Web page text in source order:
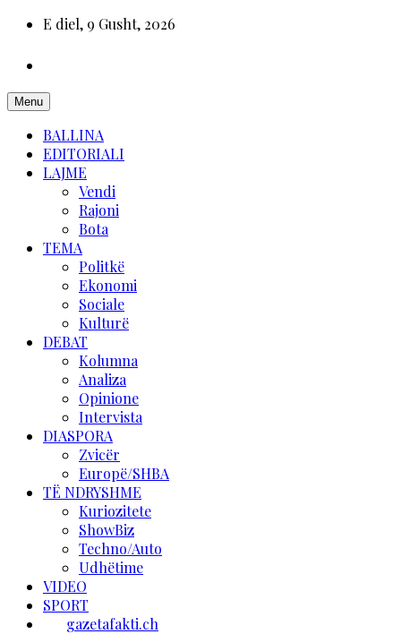
E diel, 9 Gusht, 2026
Menu
BALLINA
EDITORIALI
LAJME
Vendi
Rajoni
Bota
TEMA
Politkë
Ekonomi
Sociale
Kulturë
DEBAT
Kolumna
Analiza
Opinione
Intervista
DIASPORA
Zvicër
Europë/SHBA
TË NDRYSHME
Kuriozitete
ShowBiz
Techno/Auto
Udhëtime
VIDEO
SPORT
gazetafakti.ch